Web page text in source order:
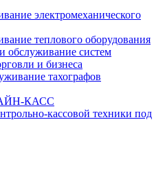
электромеханического
теплового оборудования
обслуживание систем
и бизнеса
тахографов
КАСС
кассовой техники под